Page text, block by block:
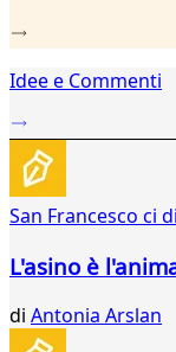
Idee e Commenti
San Francesco ci
L'asino è
di Antonia Arslan